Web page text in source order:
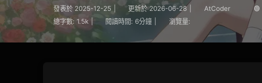
發表於 2025-12-25 更新於 2026-06-28 AtCoder 🟢
總字數: 1.5k 閱讀時間: 6分鐘 瀏覽量: